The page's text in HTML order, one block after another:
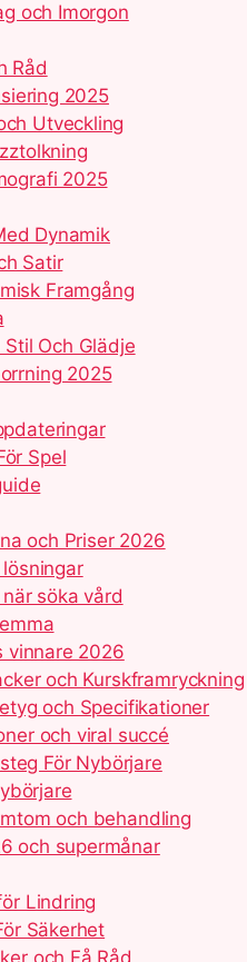
och Imorgon
Råd
2025
Utveckling
2025
Dynamik
Satir
Framgång
Och Glädje
2025
Spel
och Priser 2026
söka vård
vinnare 2026
och Kurskframryckning
och Specifikationer
och viral succé
För Nybörjare
och behandling
och supermånar
Lindring
Säkerhet
och Få Råd